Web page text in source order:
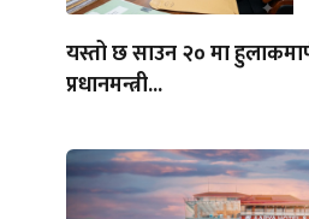
यस्तो छ साउन २० मा
प्रधानमन्त्री...